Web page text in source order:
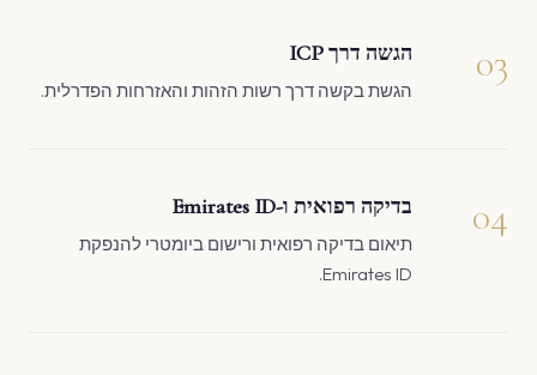
03 הגשה דרך ICP
הגשת בקשה דרך רשות הזהות והאזרחות הפדרלית.
04 בדיקה רפואית ו-Emirates ID
תיאום בדיקה רפואית ורישום ביומטרי להנפקת
Emirates ID.